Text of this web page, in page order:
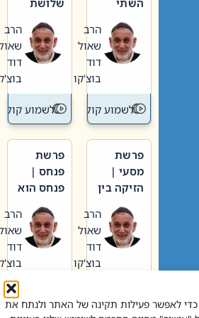
לאפשר פעילות תקינה של האתר ולנתח את
וערב של
חיינו
הרב
שאול
דוד
בוצ'קו
לשמוע קול תורה – מדרש
האבות
הרב
שאול
דוד
בוצ'קו
לשמוע קול
פרשת
מסעי |
הזיקה בין
הגדול לעם הרב
שאול
דוד
בוצ'קו
לשמוע קול תורה – מדרש
פרשת
פנחס |
פנחס הוא
אליהו: בין
קנאות
הורסת
לקנאות
בונה
הרב
שאול
דוד
בוצ'קו
לשמוע קול